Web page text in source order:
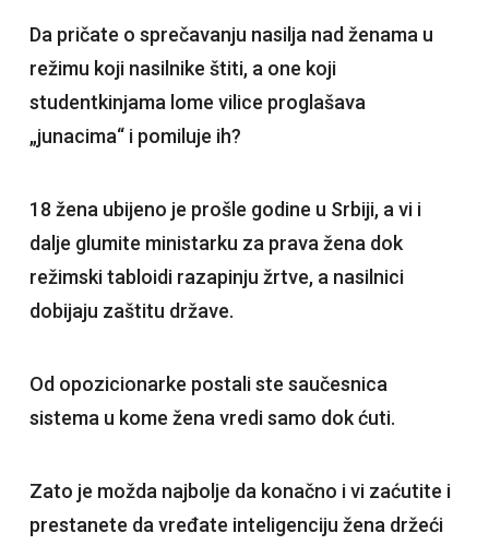
Da pričate o sprečavanju nasilja nad ženama u
režimu koji nasilnike štiti, a one koji
studentkinjama lome vilice proglašava
„junacima“ i pomiluje ih?
18 žena ubijeno je prošle godine u Srbiji, a vi i
dalje glumite ministarku za prava žena dok
režimski tabloidi razapinju žrtve, a nasilnici
dobijaju zaštitu države.
Od opozicionarke postali ste saučesnica
sistema u kome žena vredi samo dok ćuti.
Zato je možda najbolje da konačno i vi zaćutite i
prestanete da vređate inteligenciju žena držeći